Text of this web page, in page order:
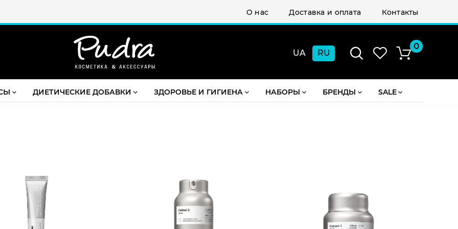
О нас Доставка и оплата Контакты
ДИЕТИЧЕСКИЕ ДОБАВКИ ЗДОРОВЬЕ И ГИГИЕНА НАБОРЫ БРЕНДЫ SALE
UA RU
0
СУММА:₴0.00
Скидки до 20% постоянным клиентам Подарок при заказе от 2000 грн